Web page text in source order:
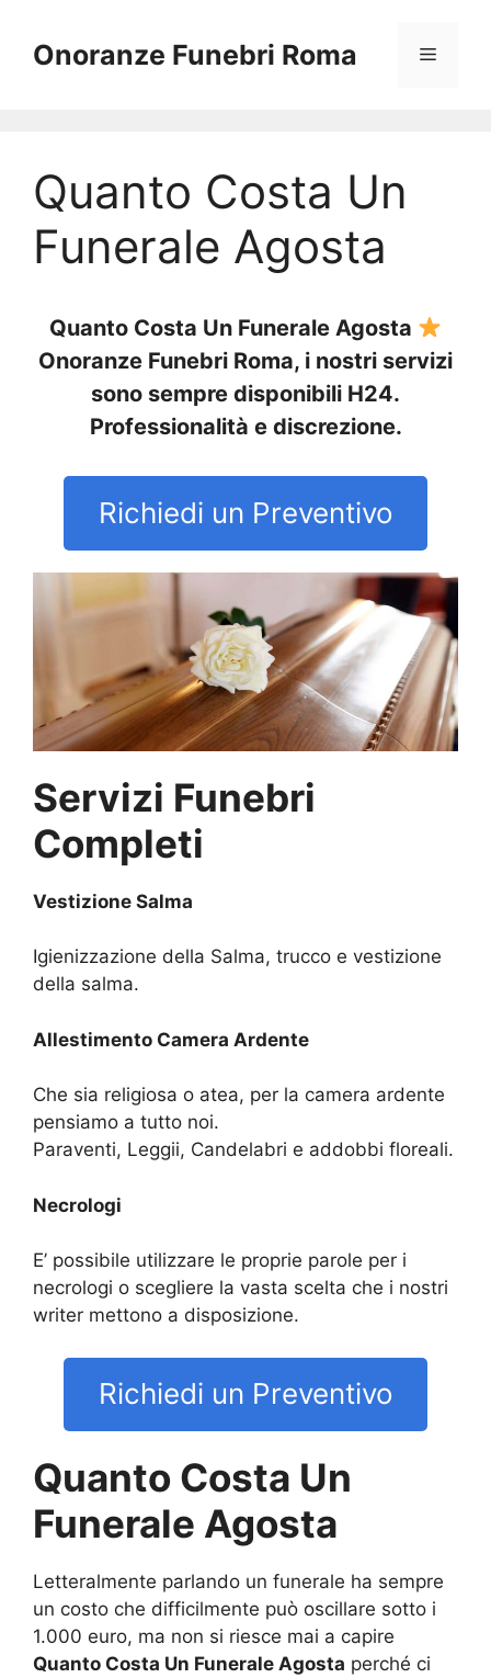
contenuto
Onoranze Funebri Roma Menu
Quanto Costa Un
Funerale Agosta
Quanto Costa Un Funerale Agosta
Onoranze Funebri Roma, i nostri servizi
sono sempre disponibili H24.
Professionalità e discrezione.
Richiedi un Preventivo
Servizi Funebri
Completi
Vestizione Salma
Igienizzazione della Salma, trucco e vestizione
della salma.
Allestimento Camera Ardente
Che sia religiosa o atea, per la camera ardente
pensiamo a tutto noi.
Paraventi, Leggii, Candelabri e addobbi floreali.
Necrologi
E’ possibile utilizzare le proprie parole per i
necrologi o scegliere la vasta scelta che i nostri
writer mettono a disposizione.
Richiedi un Preventivo
Quanto Costa Un
Funerale Agosta
Letteralmente parlando un funerale ha sempre
un costo che difficilmente può oscillare sotto i
1.000 euro, ma non si riesce mai a capire
Quanto Costa Un Funerale Agosta perché ci